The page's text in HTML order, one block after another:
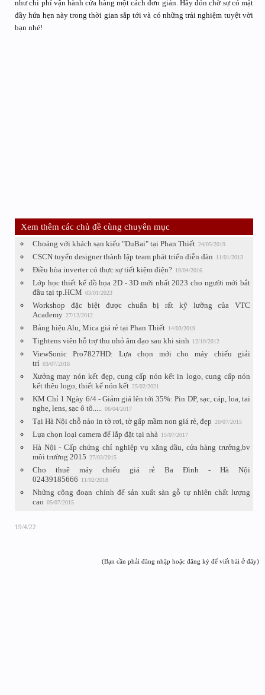
như chi phí vận hành cửa hàng một cách đơn giản. Hãy đón chờ sự có mặt
đầy hứa hẹn này trong thời gian sắp tới và có những trải nghiệm tuyệt vời
bạn nhé!
Xem thêm các chủ đề cùng chuyên mục
Choáng với khách sạn kiểu "DuBai" tại Phan Thiết 24/05/2019
CSCN tuyển designer thành lập team phát triển diễn đàn 11/01/2013
Điều hòa inverter có thực sự tiết kiệm điện? 19/04/2016
Lớp học thiết kế đồ họa 2D - 3D mới nhất 2023 cho người mới bắt
đầu tại tp.HCM 03/01/2023
Workshop đặc biệt được chuẩn bị rất kỹ lưỡng của VTC
Academy 27/12/2012
Bảng hiệu Alu, Mica giá rẻ tại Phan Thiết 14/03/2019
Tightens viên hỗ trợ thu nhỏ âm đạo sau khi sinh 12/10/2012
ViewSonic Pro7827HD: Lựa chọn mới cho máy chiếu giải
trí 03/07/2016
Xưởng may nón kết đẹp, cung cấp nón kết in logo, cung cấp nón
kết thêu logo, thiết kế nón kết 25/02/2021
KM Chỉ 1 Ngày 6/4 - Giảm giá lên tới 35%: Pin DP, sạc, cáp, loa, tai
nghe, lens, sạc ô tô.....
06/04/2017
Tại Hà Nội chỗ nào in tờ rơi, tờ gấp mầm non giá rẻ, đẹp 20/07/2015
Lựa chọn loại camera để lắp đặt tại nhà 15/07/2017
Hà Nội - Cấp chứng chỉ nghiệp vụ xăng dầu, cửa hàng trưởng,bv
môi trường 2015 27/03/2015
Cho thuê máy chiếu giá rẻ Ba Đình - Hà Nội
02439185666
11/02/2018
Những công đoạn chính để sản xuất sàn gỗ tự nhiên chất lượng
cao 05/07/2015
19/4/22
(Bạn cần phải đăng nhập hoặc đăng ký để viết bài ở đây)